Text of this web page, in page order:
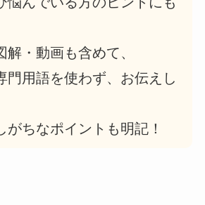
解・動画も含めて、
用語を使わず、お伝えし
がちなポイントも明記！